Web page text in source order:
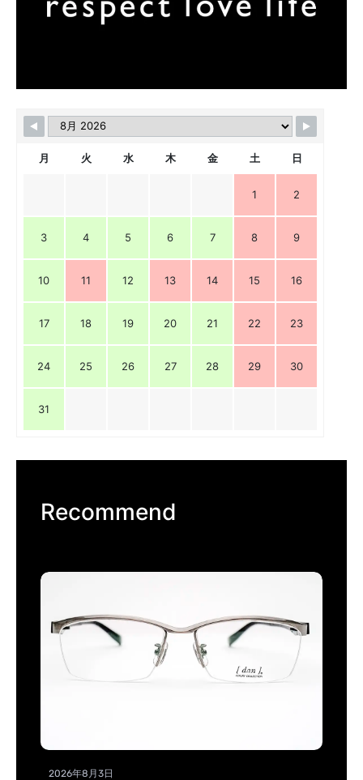
月 火 水 木 金 土 日
1 2
3 4 5 6 7 8 9
10 11 12 13 14 15 16
17 18 19 20 21 22 23
24 25 26 27 28 29 30
31
Recommend
2026年8月3日